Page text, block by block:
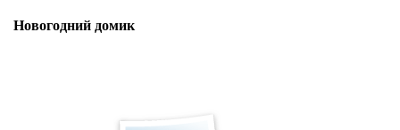
Новогодний домик